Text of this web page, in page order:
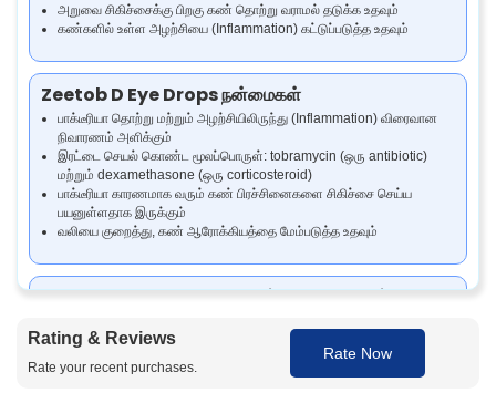
அறுவை சிகிச்சைக்கு பிறகு கண் தொற்று வராமல் தடுக்க உதவும்
கண்களில் உள்ள அழற்சியை (Inflammation) கட்டுப்படுத்த உதவும்
Zeetob D Eye Drops நன்மைகள்
பாக்டீரியா தொற்று மற்றும் அழற்சியிலிருந்து (Inflammation) விரைவான
நிவாரணம் அளிக்கும்
இரட்டை செயல் கொண்ட மூலப்பொருள்: tobramycin (ஒரு antibiotic)
மற்றும் dexamethasone (ஒரு corticosteroid)
பாக்டீரியா காரணமாக வரும் கண் பிரச்சினைகளை சிகிச்சை செய்ய
பயனுள்ளதாக இருக்கும்
வலியை குறைத்து, கண் ஆரோக்கியத்தை மேம்படுத்த உதவும்
Zeetob D Eye Drops அது எப்படி வேலை செய்கிறது
பாக்டீரியாவின் வளர்ச்சியை நிறுத்தி அவற்றை கொன்று தொற்றை
கட்டுப்படுத்துகிறது. dexamethasone என்பது ஒரு corticosteroid, இது
அழற்சியை (Inflammation) குறைக்கிறது. இந்த இரண்டு மருந்துகளும்
Rating & Reviews
Rate your recent purchases.
Rate Now